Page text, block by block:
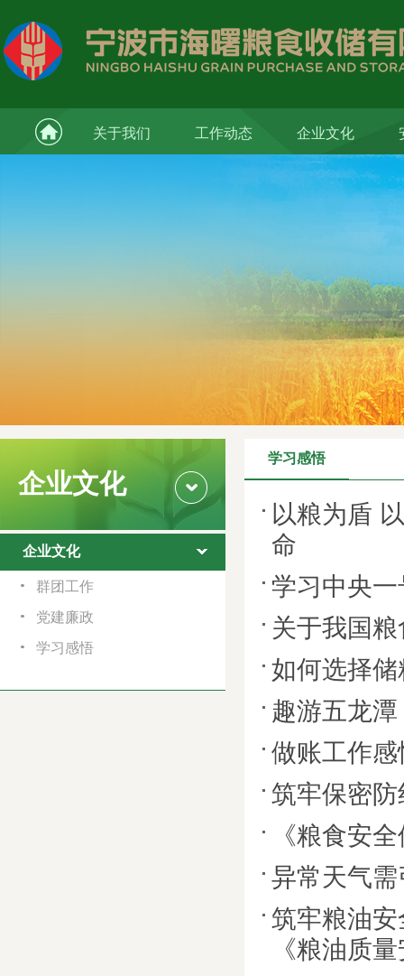
关于我们 工作动态 企业文化
企业文化
企业文化
群团工作
党建廉政
学习感悟
学习感悟
以粮为盾
命
学习中央
关于我国
如何选择
趣游五龙
做账工作感
筑牢保密
《粮食安
异常天气
筑牢粮油
《粮油质